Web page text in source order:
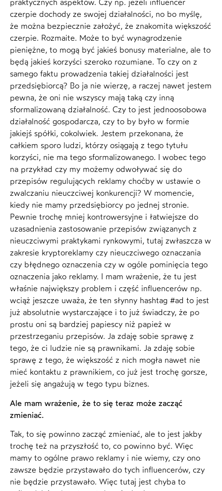
praktycznych aspektów. Czy np. jeżeli influencer
czerpie dochody ze swojej działalności, no bo myślę,
że można bezpiecznie założyć, że znakomita większość
czerpie. Rozmaite. Może to być wynagrodzenie
pieniężne, to mogą być jakieś bonusy materialne, ale to
będą jakieś korzyści szeroko rozumiane. To czy on z
samego faktu prowadzenia takiej działalności jest
przedsiębiorcą? Bo ja nie wierzę, a raczej nawet jestem
pewna, że oni nie wszyscy mają taką czy inną
sformalizowaną działalność. Czy to jest jednoosobowa
działalność gospodarcza, czy to by było w formie
jakiejś spółki, cokolwiek. Jestem przekonana, że
całkiem sporo ludzi, którzy osiągają z tego tytułu
korzyści, nie ma tego sformalizowanego. I wobec tego
na przykład czy my możemy odwoływać się do
przepisów regulujących reklamy choćby w ustawie o
zwalczaniu nieuczciwej konkurencji? W momencie,
kiedy nie mamy przedsiębiorcy po jednej stronie.
Pewnie trochę mniej kontrowersyjne i łatwiejsze do
uzasadnienia zastosowanie przepisów związanych z
nieuczciwymi praktykami rynkowymi, tutaj zwłaszcza w
zakresie kryptoreklamy czy nieuczciwego oznaczania
czy błędnego oznaczenia czy w ogóle pominięcia tego
oznaczenia jako reklamy. I mam wrażenie, że tu jest
właśnie największy problem i część influencerów np.
wciąż jeszcze uważa, że ten słynny hashtag #ad to jest
już absolutnie wystarczające i to już świadczy, że po
prostu oni są bardziej papiescy niż papież w
przestrzeganiu przepisów. Ja zdaję sobie sprawę z
tego, że ci ludzie nie są prawnikami. Ja zdaję sobie
sprawę z tego, że większość z nich mogła nawet nie
mieć kontaktu z prawnikiem, co już jest trochę gorsze,
jeżeli się angażują w tego typu biznes.
Ale mam wrażenie, że to się teraz może zacząć
zmieniać.
Tak, to się powinno zacząć zmieniać, ale to jest jakby
trochę też na przyszłość to, co powinno być. Więc
mamy to ogólne prawo reklamy i nie wiemy, czy ono
zawsze będzie przystawało do tych influencerów, czy
nie będzie przystawało. Więc tutaj jest chyba to